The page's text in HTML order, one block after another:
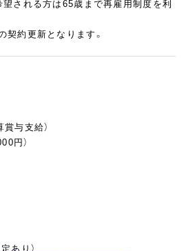
望される方は65歳まで再雇用制度を利
契約更新となります。
与支給）
円）
あり）